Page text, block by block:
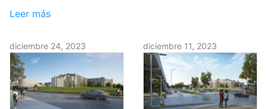
Leer más
diciembre 24, 2023 diciembre 11, 2023